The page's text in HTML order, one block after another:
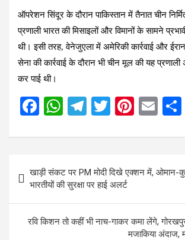
ऑपरेशन सिंदूर के दौरान पाकिस्तान में तैनात चीन
प्रणाली भारत की मिसाइलों और विमानों के सामने
थी। इसी तरह, वेनेजुएला में अमेरिकी कार्रवाई और
सेना की कार्रवाई के दौरान भी चीन मूल की यह प्रणाली
कर पाई थी।
F
ce
b
o
o
k
W
at
A
p
p
T
e
gr
a
m
T
tt
er
Pi
er
es
t
E
ail
navigation
खाड़ी संकट पर PM मोदी दिखे एक्शन में, ओमान-
भारतीयों की सुरक्षा पर हाई अलर्ट
रवि किशन तो कहीं भी नाच-गाकर कमा लेंगे,
मजाकिया अंदाज,